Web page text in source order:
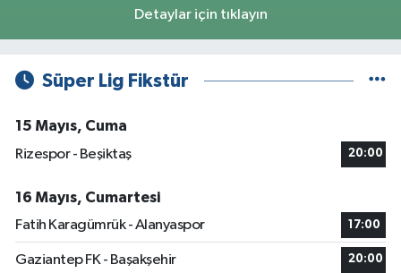
Detaylar için tıklayın
Süper Lig Fikstür
15 Mayıs, Cuma
Rizespor - Beşiktaş
20:00
16 Mayıs, Cumartesi
Fatih Karagümrük - Alanyaspor
17:00
Gaziantep FK - Başakşehir 20:00